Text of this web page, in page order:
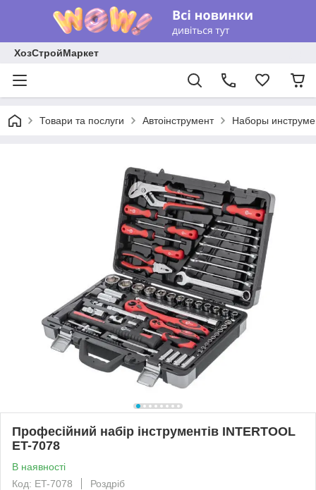
ХозСтройМаркет
Товари та послуги Автоінструмент Наборы
Професійний набір інструментів INTERTOOL
ET-7078
В наявності
Код: ET-7078
Роздріб